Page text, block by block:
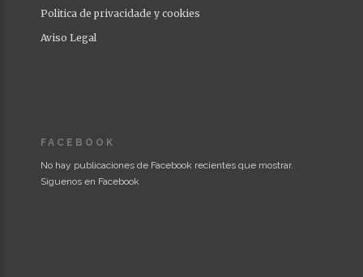
Politica de privacidade y cookies
Aviso Legal
FACEBOOK
No hay publicaciones de Facebook recientes que mostrar.
Síguenos en Facebook